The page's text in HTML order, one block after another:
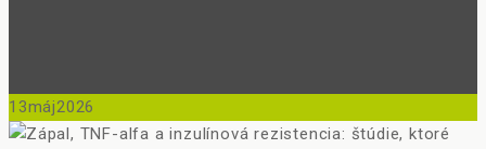
13máj2026